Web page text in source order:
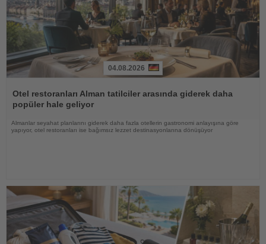
Oku
04.08.2026
Otel restoranları Alman tatilciler arasında giderek daha
popüler hale geliyor
Almanlar seyahat planlarını giderek daha fazla otellerin gastronomi anlayışına göre
yapıyor, otel restoranları ise bağımsız lezzet destinasyonlarına dönüşüyor